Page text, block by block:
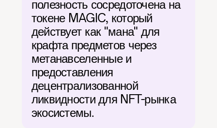
полезность сосредоточена на
токене MAGIC, который
действует как "мана" для
крафта предметов через
метанавселенные и
предоставления
децентрализованной
ликвидности для NFT-рынка
экосистемы.